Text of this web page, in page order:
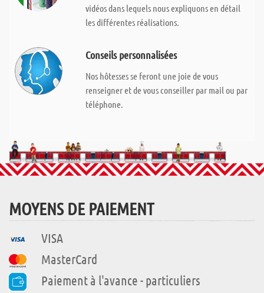
vidéos dans lequels nous expliquons en détail
les différentes réalisations.
Conseils personnalisées
Nos hôtesses se feront une joie de vous
renseigner et de vous conseiller par mail ou par
téléphone.
MOYENS DE PAIEMENT
VISA
MasterCard
Paiement à l'avance - particuliers